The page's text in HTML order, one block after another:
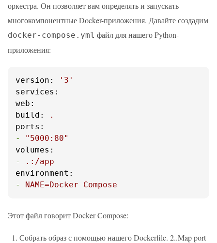
оркестра. Он позволяет вам определять и запускать
многокомпонентные Docker-приложения. Давайте создадим
docker-compose.yml файл для нашего Python-
приложения:
version:
'3'
services:
web:
build:
.
ports:
-
"5000:80"
volumes:
-
.:/app
environment:
-
NAME=Docker Compose
Этот файл говорит Docker Compose:
Собрать образ с помощью нашего Dockerfile. 2..Map port